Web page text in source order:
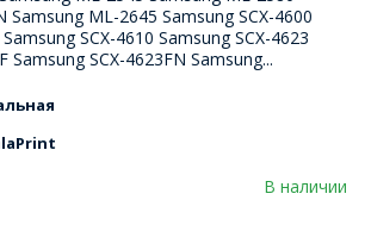
Samsung ML-2645 Samsung SCX-4600
SCX-4610 Samsung SCX-4623
Samsung SCX-4623FN Samsung...
В наличии